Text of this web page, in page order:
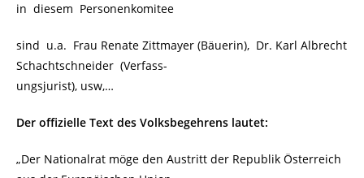
in diesem Personenkomitee
sind u.a. Frau Renate Zittmayer (Bäuerin), Dr. Karl Albrecht
Schachtschneider (Verfass-
ungsjurist), usw,…
Der offizielle Text des Volksbegehrens lautet:
„Der Nationalrat möge den Austritt der Republik Österreich